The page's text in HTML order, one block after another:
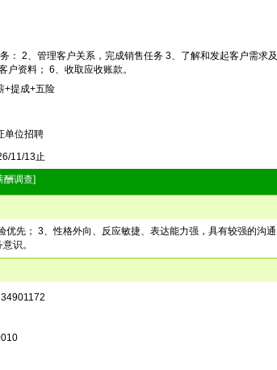
： 2、管理客户关系，完成销售任务 3、了解和发起客户需求及
资料； 6、收取应收账款。
+提成+五险
单位招聘
11/13止
酬调查]
先； 3、性格外向、反应敏捷、表达能力强，具有较强的沟通
识。